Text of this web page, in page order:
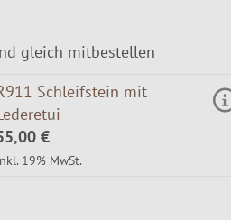
gleich mitbestellen
Schleifstein mit
€
19% MwSt.